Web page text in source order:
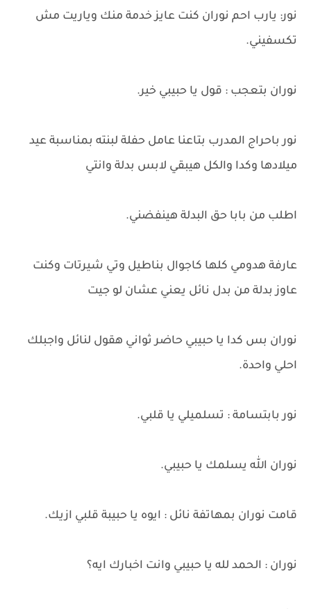
نور: يارب احم نوران كنت عايز خدمة منك وياريت مش
تكسفيني.
نوران بتعجب : قول يا حبيبي خير.
نور باحراج المدرب بتاعنا عامل حفلة لبنته بمناسبة عيد
ميلادها وكدا والكل هيبقي لابس بدلة وانتي
اطلب من بابا حق البدلة هينفضني.
عارفة هدومي كلها كاجوال بناطيل وتي شيرتات وكنت
عاوز بدلة من بدل نائل يعني عشان لو جيت
نوران بس كدا يا حبيبي حاضر ثواني هقول لنائل واجبلك
احلي واحدة.
نور بابتسامة : تسلميلي يا قلبي.
نوران الله يسلمك يا حبيبي.
قامت نوران بمهاتفة نائل : ايوه يا حبيبة قلبي ازيك.
نوران : الحمد لله يا حبيبي وانت اخبارك ايه؟